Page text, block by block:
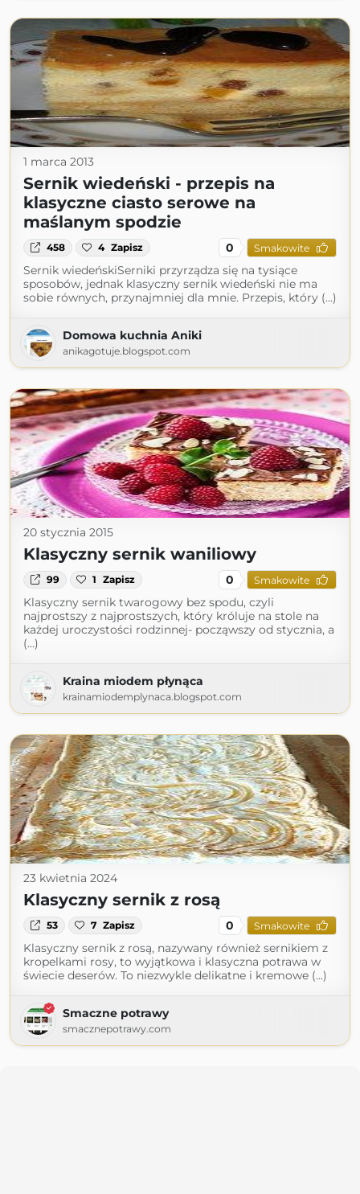
1 marca 2013
Sernik wiedeński - przepis na
klasyczne ciasto serowe na
maślanym spodzie
458 4 Zapisz 0 Smakowite
Sernik wiedeńskiSerniki przyrządza się na tysiące
sposobów, jednak klasyczny sernik wiedeński nie ma
sobie równych, przynajmniej dla mnie. Przepis, który (...)
Domowa kuchnia Aniki
anikagotuje.blogspot.com
20 stycznia 2015
Klasyczny sernik waniliowy
99 1 Zapisz 0 Smakowite
Klasyczny sernik twarogowy bez spodu, czyli
najprostszy z najprostszych, który króluje na stole na
każdej uroczystości rodzinnej- począwszy od stycznia, a
(...)
Kraina miodem płynąca
krainamiodemplynaca.blogspot.com
23 kwietnia 2024
Klasyczny sernik z rosą
53 7 Zapisz 0 Smakowite
Klasyczny sernik z rosą, nazywany również sernikiem z
kropelkami rosy, to wyjątkowa i klasyczna potrawa w
świecie deserów. To niezwykle delikatne i kremowe (...)
Smaczne potrawy
smacznepotrawy.com